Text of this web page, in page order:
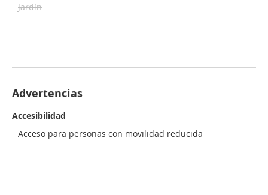
Jardín
Advertencias
Accesibilidad
Acceso para personas con movilidad reducida